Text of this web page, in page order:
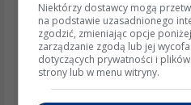
silnika.
Wspierające
Przykład praktyczny
Niektórzy dostawcy mogą
na podstawie uzasadnionego
zgodzić, zmieniając opcje
zarządzanie zgodą lub jej
dotyczących prywatności i
strony lub w menu witryny.